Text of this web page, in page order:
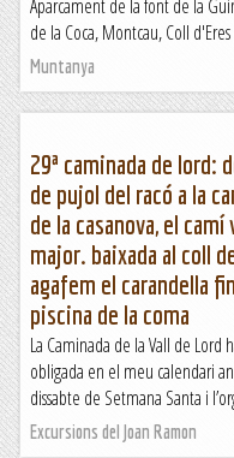
Aparcament de la font de la
de la Coca, Montcau, Coll
Muntanya
29ª caminada de lord:
de pujol del racó a la
de la casanova, el
major. baixada al coll
agafem el carandella
piscina de la coma
La Caminada de la Vall de Lord
obligada en el meu calendari
dissabte de Setmana Santa i
Excursions del Joan Ramon